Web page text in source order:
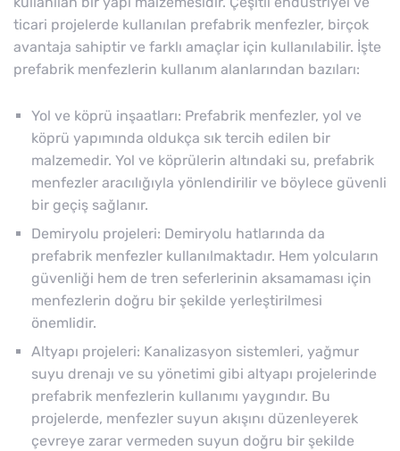
ticari projelerde kullanılan prefabrik menfezler, birçok
avantaja sahiptir ve farklı amaçlar için kullanılabilir. İşte
prefabrik menfezlerin kullanım alanlarından bazıları:
Yol ve köprü inşaatları: Prefabrik menfezler, yol ve
köprü yapımında oldukça sık tercih edilen bir
malzemedir. Yol ve köprülerin altındaki su, prefabrik
menfezler aracılığıyla yönlendirilir ve böylece güvenli
bir geçiş sağlanır.
Demiryolu projeleri: Demiryolu hatlarında da
prefabrik menfezler kullanılmaktadır. Hem yolcuların
güvenliği hem de tren seferlerinin aksamaması için
menfezlerin doğru bir şekilde yerleştirilmesi
önemlidir.
Altyapı projeleri: Kanalizasyon sistemleri, yağmur
suyu drenajı ve su yönetimi gibi altyapı projelerinde
prefabrik menfezlerin kullanımı yaygındır. Bu
projelerde, menfezler suyun akışını düzenleyerek
çevreye zarar vermeden suyun doğru bir şekilde